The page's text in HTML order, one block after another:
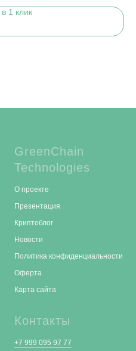
1 клик
GreenChain
Technologies
О проекте
Презентация
Криптоблог
Новости
Политика конфиденциальности
Оферта
Карта сайта
Контакты
+7 999 095 97 77